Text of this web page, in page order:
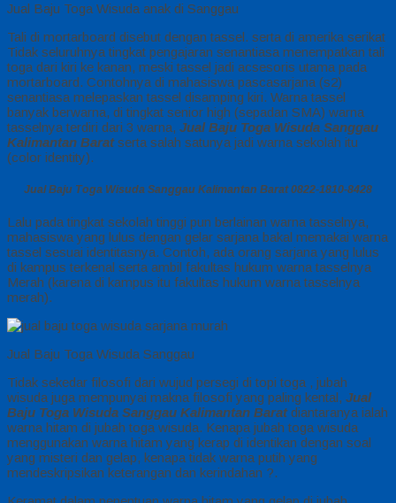
Jual Baju Toga Wisuda anak di Sanggau
Tali di mortarboard disebut dengan tassel. serta di amerika serikat
Tidak seluruhnya tingkat pengajaran senantiasa menempatkan tali
toga dari kiri ke kanan, meski tassel jadi acsesoris utama pada
mortarboard. Contohnya di mahasiswa pascasarjana (s2)
senantiasa melepaskan tassel disamping kiri. Warna tassel
banyak berwarna, di tingkat senior high (sepadan SMA) warna
tasselnya terdiri dari 3 warna, Jual Baju Toga Wisuda Sanggau
Kalimantan Baratserta salah satunya jadi warna sekolah itu
(color identity).
Jual Baju Toga Wisuda Sanggau Kalimantan Barat 0822-1810-8428
Lalu pada tingkat sekolah tinggi pun berlainan warna tasselnya,
mahasiswa yang lulus dengan gelar sarjana bakal memakai warna
tassel sesuai identitasnya. Contoh, ada orang sarjana yang lulus
di kampus terkenal serta ambil fakultas hukum warna tasselnya
Merah (karena di kampus itu fakultas hukum warna tasselnya
merah).
Jual Baju Toga Wisuda Sanggau
Tidak sekedar filosofi dari wujud persegi di topi toga , jubah
wisuda juga mempunyai makna filosofi yang paling kental, Jual
Baju Toga Wisuda Sanggau Kalimantan Baratdiantaranya ialah
warna hitam di jubah toga wisuda. Kenapa jubah toga wisuda
menggunakan warna hitam yang kerap di identikan dengan soal
yang misteri dan gelap, kenapa tidak warna putih yang
mendeskripsikan keterangan dan kerindahan ?.